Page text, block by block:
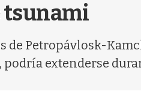
tsunami
de Petropávlosk-
extenderse